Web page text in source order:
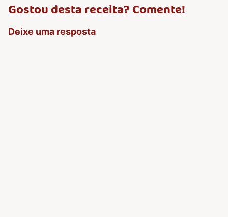
Gostou desta receita? Comente!
Deixe uma resposta